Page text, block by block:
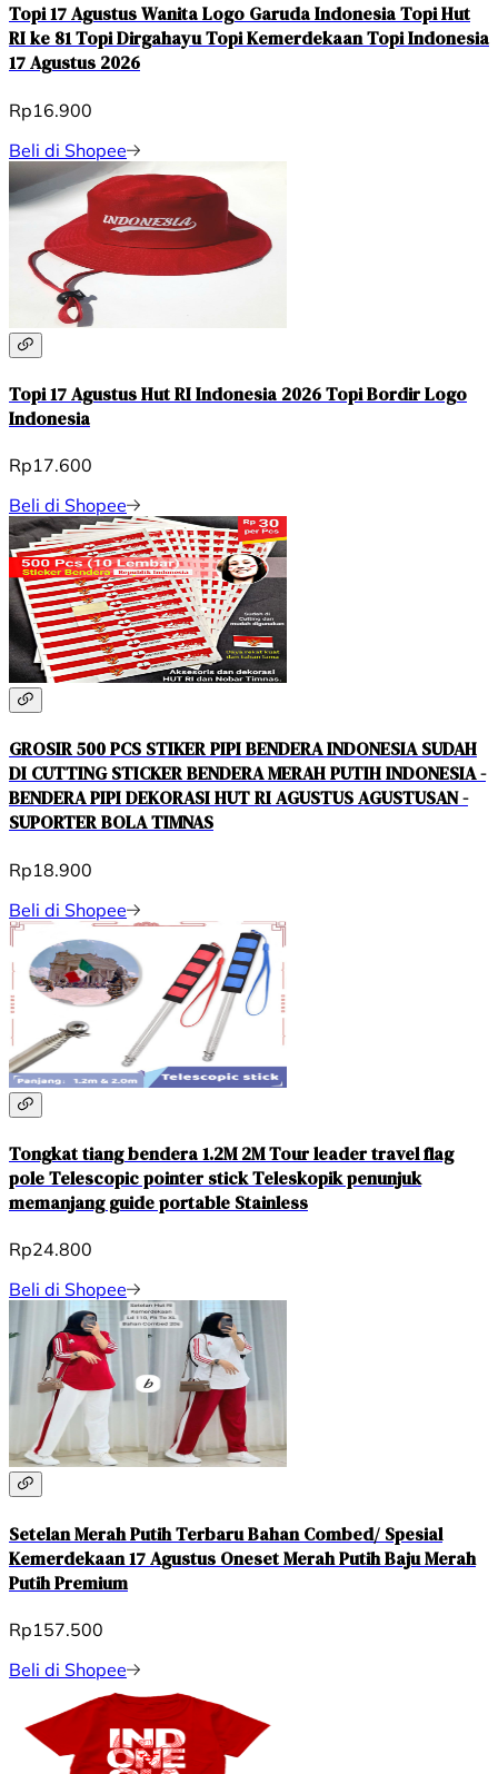
Topi 17 Agustus Wanita Logo Garuda Indonesia Topi Hut
RI ke 81 Topi Dirgahayu Topi Kemerdekaan Topi Indonesia
17 Agustus 2026
Rp16.900
Beli di Shopee
Topi 17 Agustus Hut RI Indonesia 2026 Topi Bordir Logo
Indonesia
Rp17.600
Beli di Shopee
GROSIR 500 PCS STIKER PIPI BENDERA INDONESIA SUDAH
DI CUTTING STICKER BENDERA MERAH PUTIH INDONESIA -
BENDERA PIPI DEKORASI HUT RI AGUSTUS AGUSTUSAN -
SUPORTER BOLA TIMNAS
Rp18.900
Beli di Shopee
Tongkat tiang bendera 1.2M 2M Tour leader travel flag
pole Telescopic pointer stick Teleskopik penunjuk
memanjang guide portable Stainless
Rp24.800
Beli di Shopee
Setelan Merah Putih Terbaru Bahan Combed/ Spesial
Kemerdekaan 17 Agustus Oneset Merah Putih Baju Merah
Putih Premium
Rp157.500
Beli di Shopee